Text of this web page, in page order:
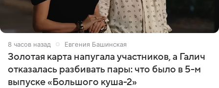
8 часов назад Евгения Башинская
Золотая карта напугала участников, а Галич
отказалась разбивать пары: что было в 5-м
выпуске «Большого куша-2»